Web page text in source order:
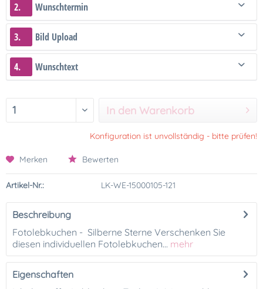
2. Wunschtermin
3. Bild Upload
4. Wunschtext
In den Warenkorb
Konfiguration ist unvollständig - bitte prüfen!
Merken Bewerten
Artikel-Nr.: LK-WE-15000105-121
Beschreibung
Fotolebkuchen - Silberne Sterne Verschenken Sie
diesen individuellen Fotolebkuchen... mehr
Eigenschaften